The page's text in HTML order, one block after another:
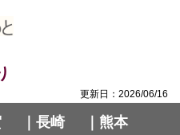
更新日：2026/06/16
｜長崎 ｜熊本